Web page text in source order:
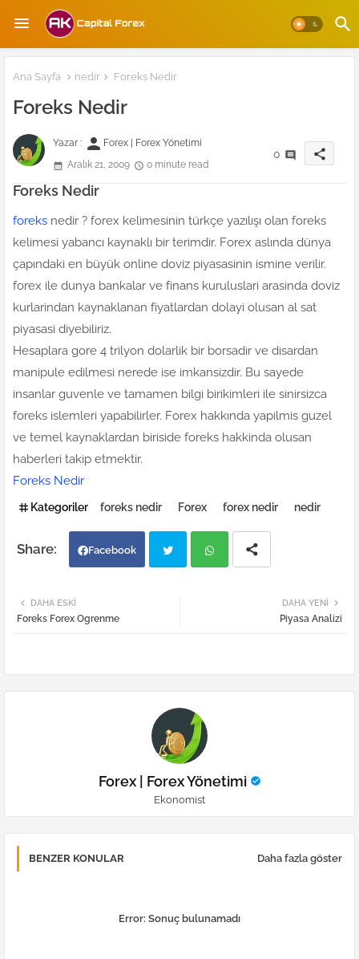
Ana Sayfa nedir Foreks Nedir
Foreks Nedir
Yazar : person Forex | Forex Yönetimi
Aralık 21, 2009
0 minute read
0 share
Foreks Nedir
foreks nedir ? forex kelimesinin türkçe yazılışı olan foreks
kelimesi yabancı kaynaklı bir terimdir. Forex aslında dünya
çapındaki en büyük online doviz piyasasinin ismine verilir.
forex ile dunya bankalar ve finans kuruluslari arasinda doviz
kurlarindan kaynaklanan fiyatlardan dolayi olusan al sat
piyasasi diyebiliriz.
Hesaplara gore 4 trilyon dolarlik bir borsadir ve disardan
manipule edilmesi nerede ise imkansizdir. Bu sayede
insanlar guvenle ve tamamen bilgi birikimleri ile sinirsizca
foreks islemleri yapabilirler. Forex hakkında yapilmis guzel
ve temel kaynaklardan biriside foreks hakkinda olusan
haberleri takip etmektir.
Foreks Nedir
Kategoriler foreks nedir Forex forex nedir nedir
Facebook
DAHA YENI
Piyasa Analizi
DAHA ESKI
Foreks Forex Ogrenme
Forex | Forex Yönetimi
Ekonomist
BENZER KONULAR Daha fazla göster
Error: Sonuç bulunamadı